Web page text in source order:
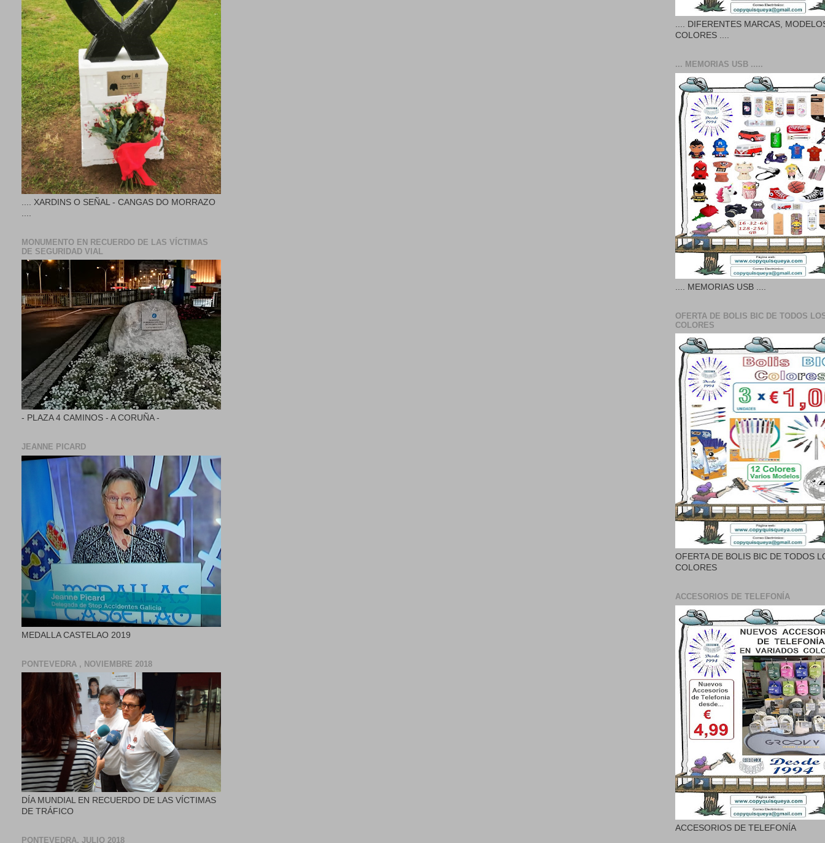
.... XARDINS O SEÑAL - CANGAS DO MORRAZO
MONUMENTO EN RECUERDO DE LAS VÍCTIMAS
DE SEGURIDAD VIAL
- PLAZA 4 CAMINOS - A CORUÑA -
JEANNE PICARD
MEDALLA CASTELAO 2019
PONTEVEDRA , NOVIEMBRE 2018
DÍA MUNDIAL EN RECUERDO DE LAS VÍCTIMAS
DE TRÁFICO
PONTEVEDRA, JULIO 2018
.... DIFERENTES MARCAS,
COLORES ....
... MEMORIAS USB .....
.... MEMORIAS USB ....
OFERTA DE BOLIS BIC DE TODOS
COLORES
OFERTA DE BOLIS BIC DE TODOS
COLORES
ACCESORIOS DE TELEFONÍA
ACCESORIOS DE TELEFONÍA